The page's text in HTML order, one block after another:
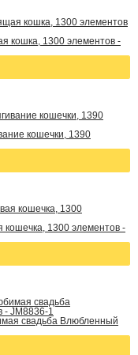
кошка, 1300 элементов -
кошечки, 1390
кошечка, 1300 элементов -
свадьба Влюбленный